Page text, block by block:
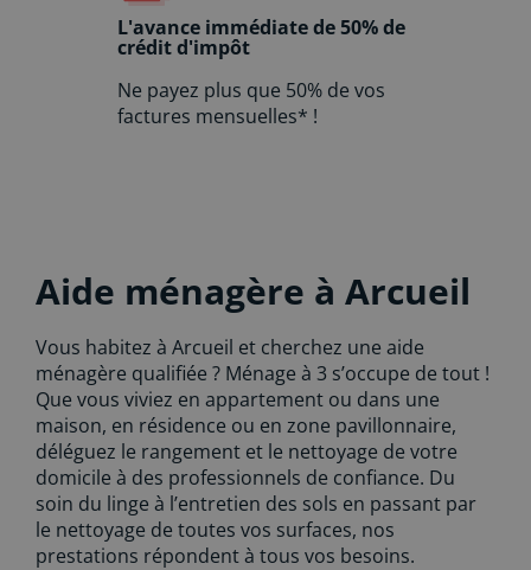
L'avance immédiate de 50% de
crédit d'impôt
Ne payez plus que 50% de vos
factures mensuelles* !
Aide ménagère à Arcueil
Vous habitez à Arcueil et cherchez une aide
ménagère qualifiée ? Ménage à 3 s’occupe de tout !
Que vous viviez en appartement ou dans une
maison, en résidence ou en zone pavillonnaire,
déléguez le rangement et le nettoyage de votre
domicile à des professionnels de confiance. Du
soin du linge à l’entretien des sols en passant par
le nettoyage de toutes vos surfaces, nos
prestations répondent à tous vos besoins.